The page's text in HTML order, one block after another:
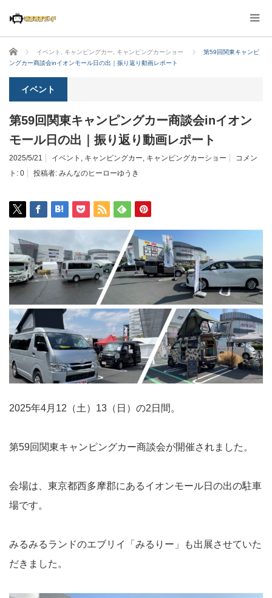
ホーム イベント キャンピングカー キャンピングカーショー
第59回関東キャンピ
ングカー商談会inイオンモール日の出｜振り返り動画レポート
イベント
第59回関東キャンピングカー商談会inイオン
モール日の出｜振り返り動画レポート
2025/5/21 イベント , キャンピングカー, キャンピングカーショー
コメン
ト: 0 投稿者: みんなのヒーローゆうき
2025年4月12（土）13（日）の2日間。
第59回関東キャンピングカー商談会が開催されました。
会場は、東京都西多摩郡にあるイオンモール日の出の駐車
場です。
みるみるランドのエブリイ「みるりー」も出展させていた
だきました。